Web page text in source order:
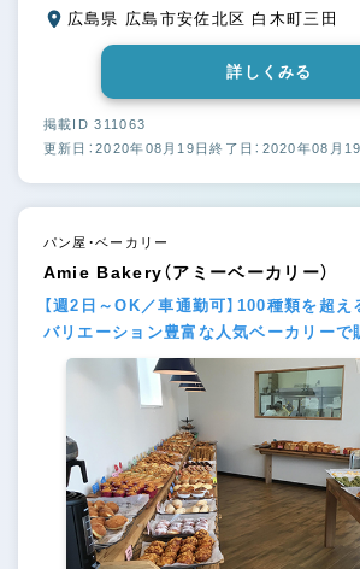
広島県 広島市安佐北区 白木町三田
詳しくみる
掲載ID 311063
更新日：2020年08月19日終了日：2020年08月
パン屋・ベーカリー
Amie Bakery（アミーベーカリー）
【週2日～OK／車通勤可】100種類を超え
バリエーション豊富な人気ベーカリーで